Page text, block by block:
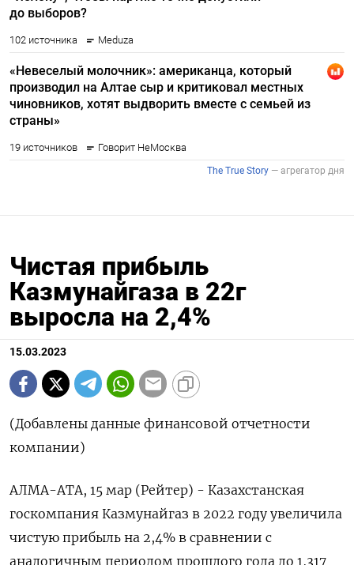
Чистая прибыль
Казмунайгаза в 22г
выросла на 2,4%
15.03.2023
(Добавлены данные финансовой отчетности
компании)
АЛМА-АТА, 15 мар (Рейтер) - Казахстанская
госкомпания Казмунайгаз в 2022 году увеличила
чистую прибыль на 2,4% в сравнении с
аналогичным периодом прошлого года до 1,317